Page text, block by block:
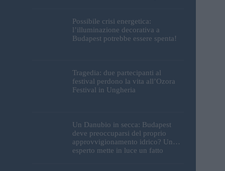
Possibile crisi energetica:
l’illuminazione decorativa a
Budapest potrebbe essere spenta!
Tragedia: due partecipanti al
festival perdono la vita all’Ozora
Festival in Ungheria
Un Danubio in secca: Budapest
deve preoccuparsi del proprio
approvvigionamento idrico? Un
esperto mette in luce un fatto